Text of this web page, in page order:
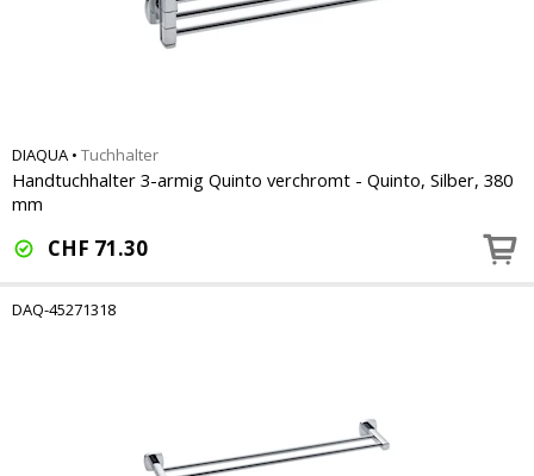
DIAQUA • Tuchhalter
Handtuchhalter 3-armig Quinto verchromt - Quinto, Silber, 380
mm
CHF 71.30
DAQ-45271318